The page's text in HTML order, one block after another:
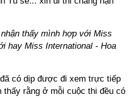
thấy mình hợp với Miss
hay Miss International - Hoa
có dịp được đi xem trực tiếp
thấy rằng ở mỗi cuộc thi đều có